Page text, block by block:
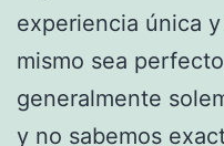
experiencia única
mismo sea
generalmente
y no sabemos